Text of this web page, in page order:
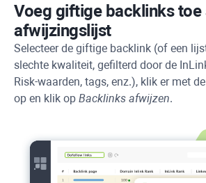
Voeg giftige backlinks toe
afwijzingslijst
Selecteer de giftige backlink (of een
slechte kwaliteit, gefilterd door de
Risk-waarden, tags, enz.), klik er met
op en klik op Backlinks afwijzen.